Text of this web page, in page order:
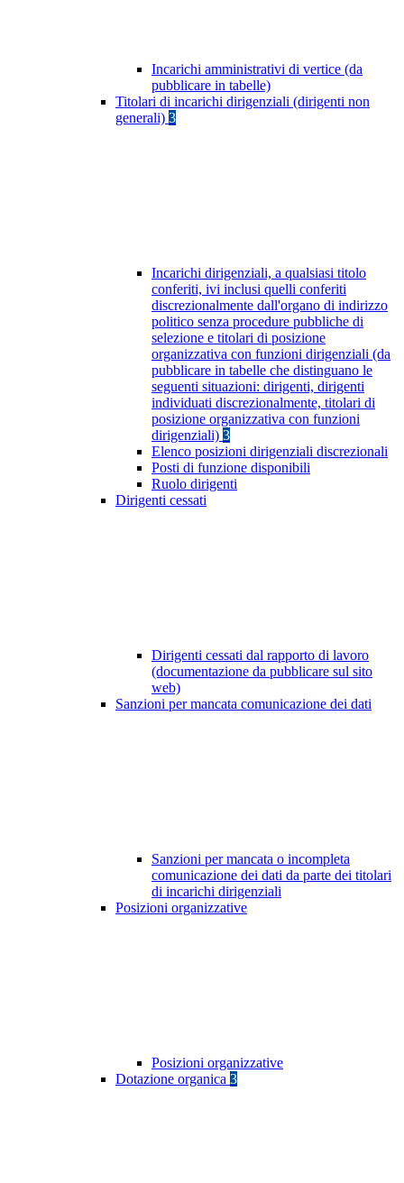
Incarichi amministrativi di vertice (da
pubblicare in tabelle)
Titolari di incarichi dirigenziali (dirigenti non
generali) 3
Incarichi dirigenziali, a qualsiasi titolo
conferiti, ivi inclusi quelli conferiti
discrezionalmente dall'organo di indirizzo
politico senza procedure pubbliche di
selezione e titolari di posizione
organizzativa con funzioni dirigenziali (da
pubblicare in tabelle che distinguano le
seguenti situazioni: dirigenti, dirigenti
individuati discrezionalmente, titolari di
posizione organizzativa con funzioni
dirigenziali) 3
Elenco posizioni dirigenziali discrezionali
Posti di funzione disponibili
Ruolo dirigenti
Dirigenti cessati
Dirigenti cessati dal rapporto di lavoro
(documentazione da pubblicare sul sito
web)
Sanzioni per mancata comunicazione dei dati
Sanzioni per mancata o incompleta
comunicazione dei dati da parte dei titolari
di incarichi dirigenziali
Posizioni organizzative
Posizioni organizzative
Dotazione organica 3